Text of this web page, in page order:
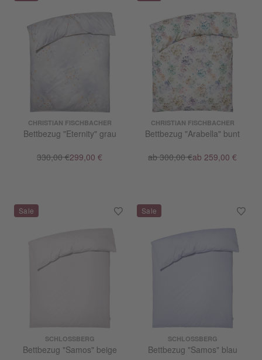
CHRISTIAN FISCHBACHER
Bettbezug "Eternity" grau
330,00 €299,00 €
CHRISTIAN FISCHBACHER
Bettbezug "Arabella" bunt
ab 300,00 €ab 259,00 €
SCHLOSSBERG
Bettbezug "Samos" beige
SCHLOSSBERG
Bettbezug "Samos" blau